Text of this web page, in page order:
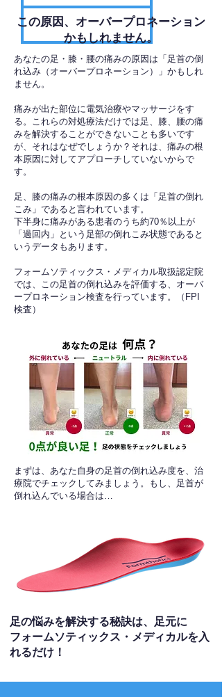
​この原因、オーバープロネーション
かもしれません。
あなたの足・膝・腰の痛みの原因は「足首の倒
れ込み（オーバープロネーション）」かもしれ
ません。
痛みが出た部位に電気治療やマッサージをす
る。これらの対処療法だけでは足、膝、腰の痛
みを解決することができないことも多いです
が、それはなぜでしょうか？それは、痛みの根
本原因に対してアプローチしていないからで
す。
足、膝の痛みの根本原因の多くは「足首の倒れ
こみ」であると言われています。
下半身に痛みがある患者のうち約70％以上が
「過回内」という足部の倒れこみ状態であると
いうデータもあります。
フォームソティックス・メディカル取扱認定院
では、この足首の倒れ込みを評価する、オーバ
ープロネーション検査を行っています。（FPI
検査）​
​まずは、あなた自身の足首の倒れ込み度を、治
療院でチェックしてみましょう。もし、足首が
倒れ込んでいる場合は…
足の悩みを解決する秘訣は、足元に
フォームソティックス・メディカルを入
れるだけ！